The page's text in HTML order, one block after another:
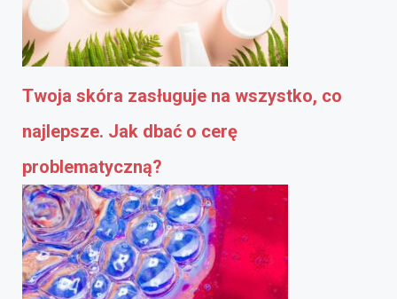
Twoja skóra zasługuje na wszystko, co
najlepsze. Jak dbać o cerę
problematyczną?